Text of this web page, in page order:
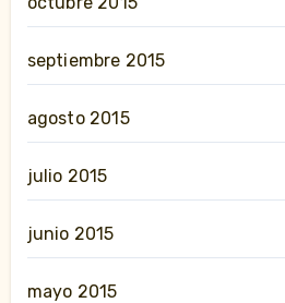
septiembre 2015
agosto 2015
julio 2015
junio 2015
mayo 2015